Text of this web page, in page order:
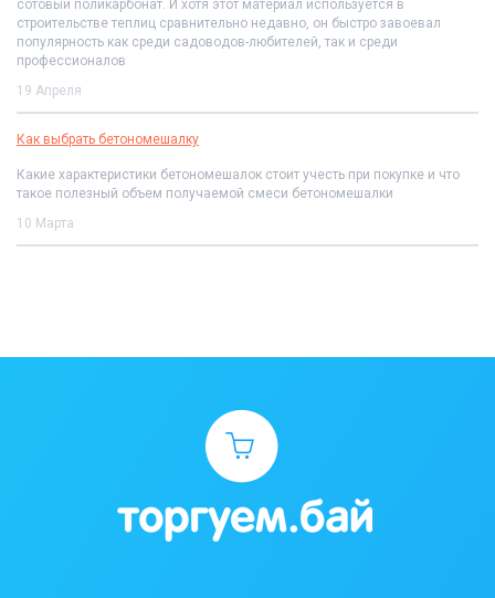
сотовый поликарбонат. И хотя этот материал используется в
строительстве теплиц сравнительно недавно, он быстро завоевал
популярность как среди садоводов-любителей, так и среди
профессионалов
19 Апреля
Как выбрать бетономешалку
Какие характеристики бетономешалок стоит учесть при покупке и что
такое полезный объем получаемой смеси бетономешалки
10 Марта